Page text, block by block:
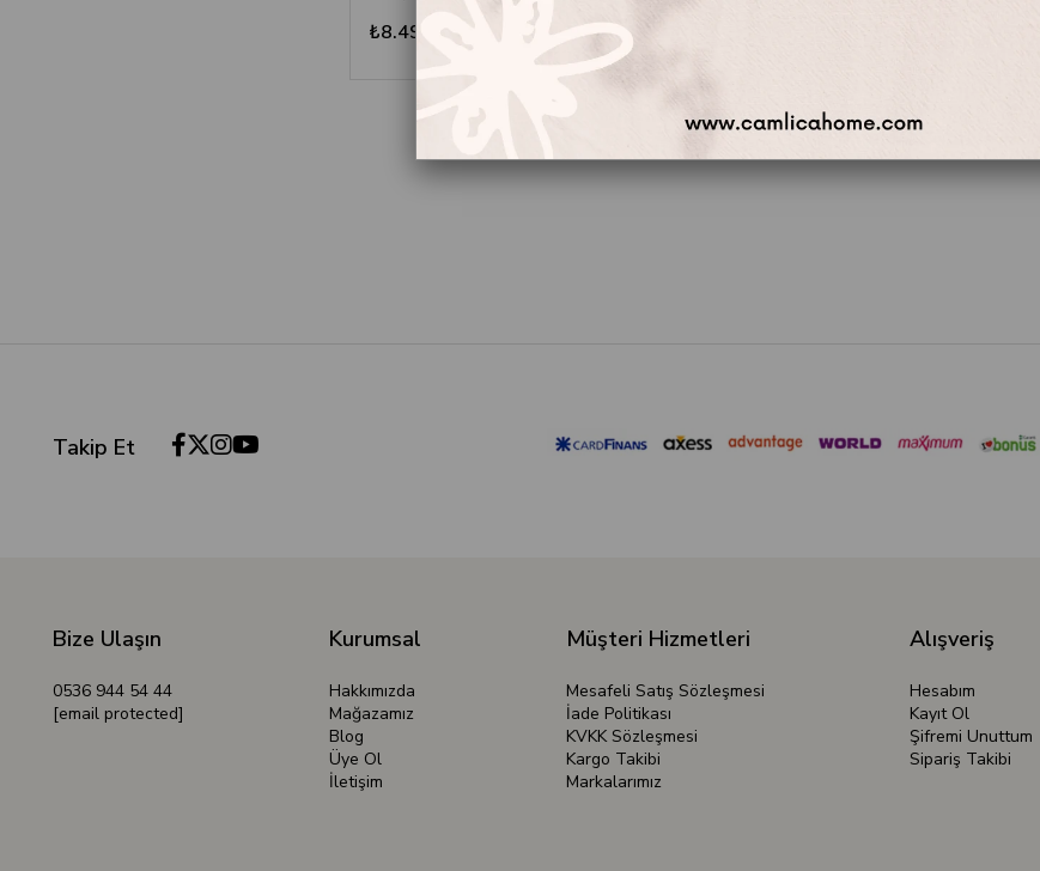
₺8.499,00
Takip Et
Bize Ulaşın
0536 944 54 44
[email protected]
Kurumsal
Hakkımızda
Mağazamız
Blog
Üye Ol
İletişim
Müşteri Hizmetleri
Mesafeli Satış Sözleşmesi
İade Politikası
KVKK Sözleşmesi
Kargo Takibi
Markalarımız
Alışveriş
Hesabım
Kayıt Ol
Şifremi Unuttum
Sipariş Takibi